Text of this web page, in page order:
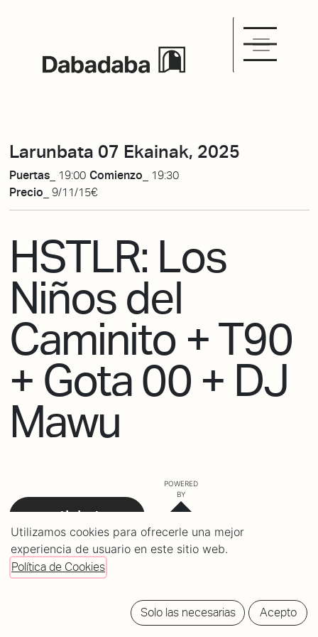
Larunbata 07 Ekainak, 2025
Puertas_ 19:00 Comienzo_
19:30
Precio_ 9/11/15€
HSTLR: Los
Niños del
Caminito + T90
+ Gota 00 + DJ
Mawu
tickets
POWERED
BY
Utilizamos cookies para ofrecerle una mejor
experiencia de usuario en este sitio web.
Política de Cookies
Solo las necesarias Acepto